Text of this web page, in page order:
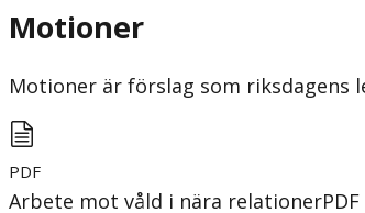
Motioner
Motioner är förslag som riksdagens
PDF
Arbete mot våld i nära relationerPDF